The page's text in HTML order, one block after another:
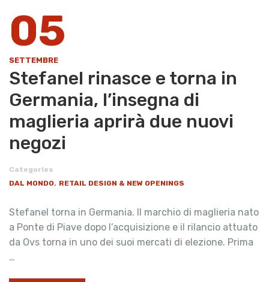
05
SETTEMBRE
Stefanel rinasce e torna in
Germania, l’insegna di
maglieria aprirà due nuovi
negozi
Categories
DAL MONDO, RETAIL DESIGN & NEW OPENINGS
Stefanel torna in Germania. Il marchio di maglieria nato
a Ponte di Piave dopo l’acquisizione e il rilancio attuato
da Ovs torna in uno dei suoi mercati di elezione. Prima
…